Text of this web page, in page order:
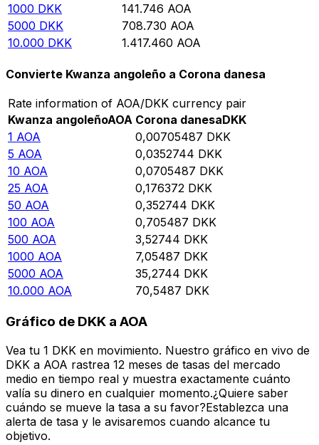
1000 DKK 141.746 AOA
5000 DKK 708.730 AOA
10.000 DKK 1.417.460 AOA
Convierte Kwanza angoleño a Corona danesa
Rate information of AOA/DKK currency pair
Kwanza angoleñoAOA Corona danesaDKK
1 AOA 0,00705487 DKK
5 AOA 0,0352744 DKK
10 AOA 0,0705487 DKK
25 AOA 0,176372 DKK
50 AOA 0,352744 DKK
100 AOA 0,705487 DKK
500 AOA 3,52744 DKK
1000 AOA 7,05487 DKK
5000 AOA 35,2744 DKK
10.000 AOA 70,5487 DKK
Gráfico de DKK a AOA
Vea tu 1 DKK en movimiento. Nuestro gráfico en vivo de
DKK a AOA rastrea 12 meses de tasas del mercado
medio en tiempo real y muestra exactamente cuánto
valía su dinero en cualquier momento.¿Quiere saber
cuándo se mueve la tasa a su favor?Establezca una
alerta de tasa y le avisaremos cuando alcance tu
objetivo.